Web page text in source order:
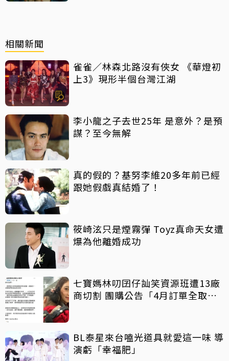
相關新聞
雀雀／林森北路沒有俠女 《華燈初
上3》現形半個台灣江湖
李小龍之子去世25年 是意外？是預
謀？至今無解
真的假的？基努李維20多年前已經
跟她假戲真結婚了！
筱崎泫只是煙霧彈 Toyz真命天女遭
爆為他離婚成功
七寶媽林叨囝仔訕笑資源班遭13廠
商切割 團購公告「4月訂單全取
BL泰星來台嗑光道具就愛這一味 導
演虧「幸福肥」